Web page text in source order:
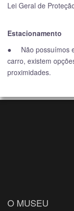
Lei Geral de
Estacionamento
● Não possuímos
carro, existem
proximidades.
O MUSEU